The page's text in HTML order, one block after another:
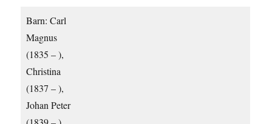
Barn: Carl
Magnus
(1835 – ),
Christina
(1837 – ),
Johan Peter